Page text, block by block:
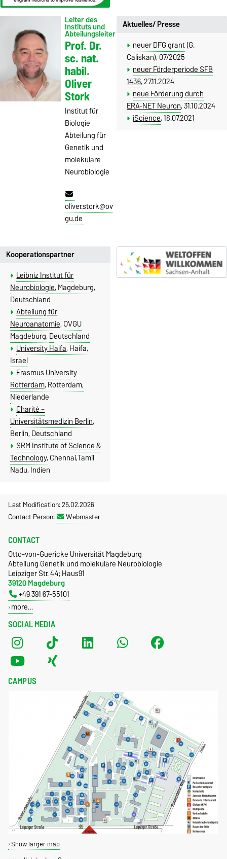
Leiter des
Instituts und
Abteilungsleiter
Prof. Dr.
sc. nat.
habil.
Oliver
Stork
Institut für
Biologie
Abteilung für
Genetik und
molekulare
Neurobiologie
oliver.stork@ov
gu.de
Aktuelles/ Presse
neuer DFG grant(G.
Caliskan), 07/2025
neuer Förderperiode SFB
1436, 27.11.2024
neue Förderung durch
ERA-NET Neuron, 31.10.2024
iScience, 18.07.2021
Kooperationspartner
Leibniz Institut für
Neurobiologie, Magdeburg,
Deutschland
Abteilung für
Neuroanatomie, OVGU
Magdeburg, Deutschland
University Haifa, Haifa,
Israel
Erasmus University
Rotterdam, Rotterdam,
Niederlande
Charité –
Universitätsmedizin Berlin,
Berlin, Deutschland
SRM Institute of Science &
Technology, Chennai,Tamil
Nadu, Indien
Last Modification: 25.02.2026
Contact Person:
Webmaster
SOCIAL MEDIA
CONTACT
Otto-von-Guericke Universität Magdeburg
Abteilung Genetik und molekulare Neurobiologie
Leipziger Str. 44; Haus91
39120 Magdeburg
+49 391 67-55101
more…
CAMPUS
Show larger map